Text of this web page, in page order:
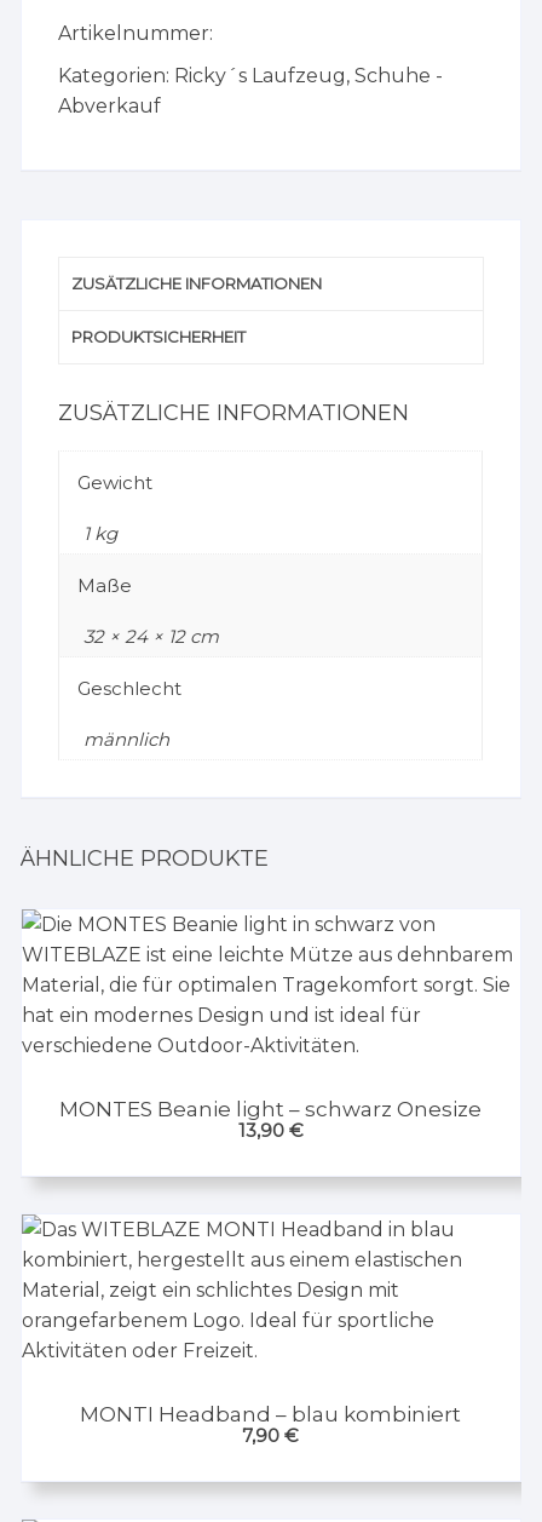
22
Laufschuh
EU
Artikelnummer:
Kategorien: Ricky´s Laufzeug,Schuhe -
Abverkauf
ZUSÄTZLICHE INFORMATIONEN
PRODUKTSICHERHEIT
ZUSÄTZLICHE INFORMATIONEN
Gewicht
1 kg
Maße
32 × 24 × 12 cm
Geschlecht
männlich
ÄHNLICHE PRODUKTE
MONTES Beanie light – schwarz Onesize
13,90 €
MONTI Headband – blau kombiniert
7,90€